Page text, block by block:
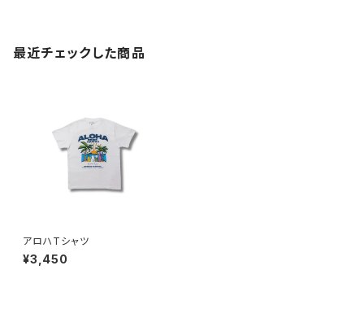
最近チェックした商品
アロハTシャツ
¥3,450